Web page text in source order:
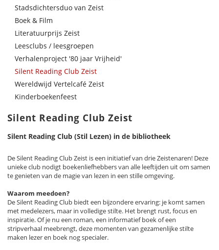
Stadsdichtersduo van Zeist
Boek & Film
Literatuurprijs Zeist
Leesclubs / leesgroepen
Verhalenproject '80 jaar Vrijheid'
Silent Reading Club Zeist
Wereldwijd Vertelcafé Zeist
Kinderboekenfeest
Silent Reading Club Zeist
Silent Reading Club (Stil Lezen) in de bibliotheek
De Silent Reading Club Zeist is een initiatief van drie Zeistenaren! Deze
unieke club nodigt boekenliefhebbers van alle leeftijden uit om samen
te genieten van de magie van lezen in een stille omgeving.
Waarom meedoen?
De Silent Reading Club biedt een bijzondere ervaring: je komt samen
met medelezers, maar in volledige stilte. Het brengt rust, focus en
inspiratie. Of je nu een roman, een informatief boek of een
stripverhaal meebrengt, deze momenten van gezamenlijke stilte
maken lezer en boek nog specialer.